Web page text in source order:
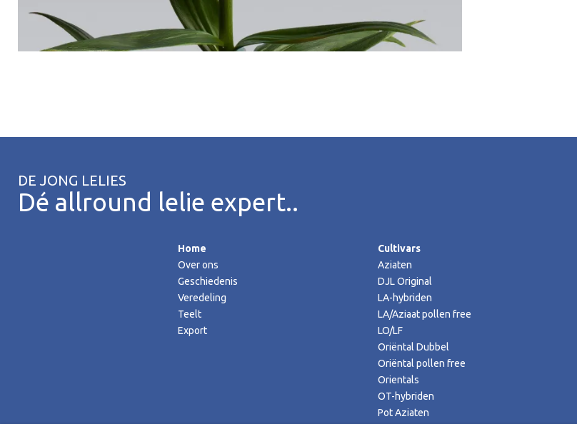
DE JONG LELIES
Dé allround lelie expert..
Home
Over ons
Geschiedenis
Veredeling
Teelt
Export
Cultivars
Aziaten
DJL Original
LA-hybriden
LA/Aziaat pollen free
LO/LF
Oriëntal Dubbel
Oriëntal pollen free
Orientals
OT-hybriden
Pot Aziaten